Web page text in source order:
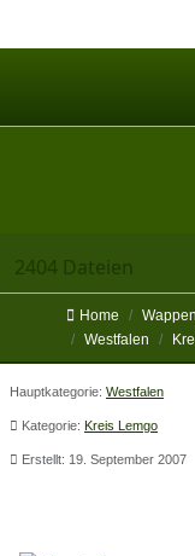
2404 Dateien
Home Wappen
Westfalen
Hauptkategorie: Westfalen
Kategorie: Kreis Lemgo
Erstellt: 19. September 2007